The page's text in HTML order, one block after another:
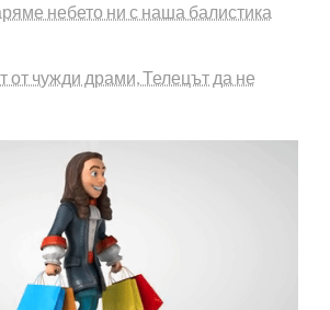
небето ни с наша балистика
от чужди драми, Телецът да не